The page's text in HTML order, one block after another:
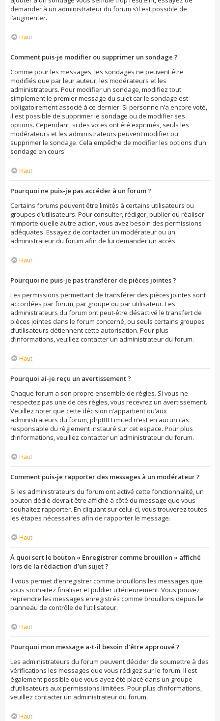
demander à un administrateur du forum s’il est possible de
l’augmenter.
Haut
Comment puis-je modifier ou supprimer un sondage ?
Comme pour les messages, les sondages ne peuvent être
modifiés que par leur auteur, les modérateurs et les
administrateurs. Pour modifier un sondage, modifiez tout
simplement le premier message du sujet car le sondage est
obligatoirement associé à ce dernier. Si personne n’a encore voté,
il est possible de supprimer le sondage ou de modifier ses
options. Cependant, si des votes ont été exprimés, seuls les
modérateurs et les administrateurs peuvent modifier ou
supprimer le sondage. Cela empêche de modifier les options d’un
sondage en cours.
Haut
Pourquoi ne puis-je pas accéder à un forum ?
Certains forums peuvent être limités à certains utilisateurs ou
groupes d’utilisateurs. Pour consulter, rédiger, publier ou réaliser
n’importe quelle autre action, vous avez besoin des permissions
adéquates. Essayez de contacter un modérateur ou un
administrateur du forum afin de lui demander un accès.
Haut
Pourquoi ne puis-je pas transférer de pièces jointes ?
Les permissions permettant de transférer des pièces jointes sont
accordées par forum, par groupe ou par utilisateur. Les
administrateurs du forum ont peut-être désactivé le transfert de
pièces jointes dans le forum concerné, ou seuls certains groupes
d’utilisateurs détiennent cette autorisation. Pour plus
d’informations, veuillez contacter un administrateur du forum.
Haut
Pourquoi ai-je reçu un avertissement ?
Chaque forum a son propre ensemble de règles. Si vous ne
respectez pas une de ces règles, vous recevrez un avertissement.
Veuillez noter que cette décision n’appartient qu’aux
administrateurs du forum, phpBB Limited n’est en aucun cas
responsable du règlement instauré sur cet espace. Pour plus
d’informations, veuillez contacter un administrateur du forum.
Haut
Comment puis-je rapporter des messages à un modérateur ?
Si les administrateurs du forum ont activé cette fonctionnalité, un
bouton dédié devrait être affiché à côté du message que vous
souhaitez rapporter. En cliquant sur celui-ci, vous trouverez toutes
les étapes nécessaires afin de rapporter le message.
Haut
À quoi sert le bouton « Enregistrer comme brouillon » affiché
lors de la rédaction d’un sujet ?
Il vous permet d’enregistrer comme brouillons les messages que
vous souhaitez finaliser et publier ultérieurement. Vous pouvez
reprendre les messages enregistrés comme brouillons depuis le
panneau de contrôle de l’utilisateur.
Haut
Pourquoi mon message a-t-il besoin d’être approuvé ?
Les administrateurs du forum peuvent décider de soumettre à des
vérifications les messages que vous rédigez sur le forum. Il est
également possible que vous ayez été placé dans un groupe
d’utilisateurs aux permissions limitées. Pour plus d’informations,
veuillez contacter un administrateur du forum.
Haut